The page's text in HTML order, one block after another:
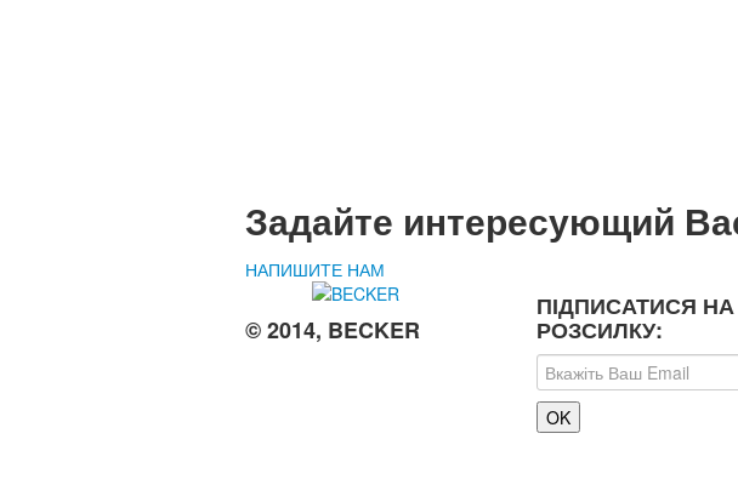
Задайте интересующий
НАПИШИТЕ НАМ
© 2014, BECKER
ПІДПИСАТИСЯ НА
РОЗСИЛКУ: